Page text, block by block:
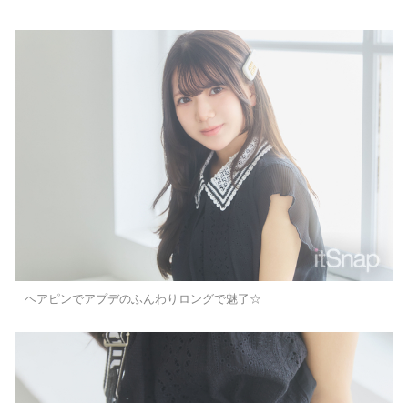
ヘアピンでアプデのふんわりロングで魅了☆